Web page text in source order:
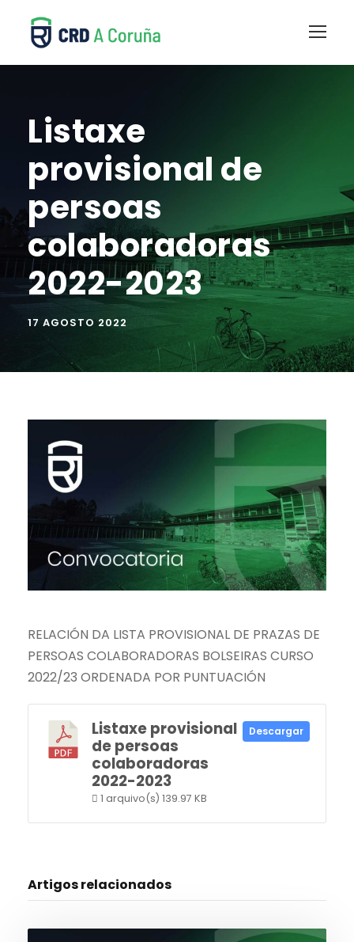
Listaxe
provisional de
persoas
colaboradoras
2022-2023
17 AGOSTO 2022
RELACIÓN DA LISTA PROVISIONAL DE PRAZAS DE
PERSOAS COLABORADORAS BOLSEIRAS CURSO
2022/23 ORDENADA POR PUNTUACIÓN
Listaxe provisional
de persoas
colaboradoras
2022-2023
1 arquivo(s) 139.97 KB
Descargar
Artigos relacionados